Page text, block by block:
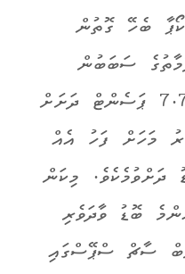
ބެހޭ ގޮތުން
ސަބަބުން
އަލްފަބެޓްގެ ހިއްސާގެ އަގު 7.7 ޕަސެންޓް ދަށަށް
މަހަށް ފަހު އެއް
ދަށްވުމެކެވެ. މިކަން
ބޮޑު ވާދަވެރި
ސާޗް ސްޕޭސްގައި